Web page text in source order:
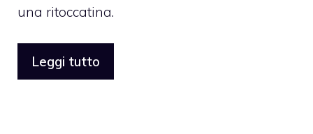
una ritoccatina.
Leggi tutto